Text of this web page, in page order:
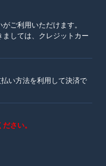
ご利用いただけます。
しては、クレジットカー
い方法を利用して決済で
さい。